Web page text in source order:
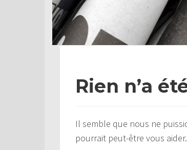
Rien n’a
Il semble que nous ne
pourrait peut-être vous aider.